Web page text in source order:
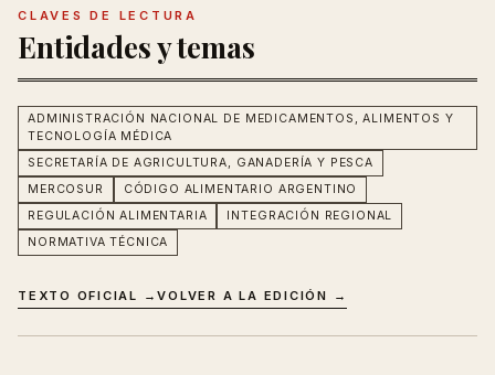
CLAVES DE LECTURA
Entidades y temas
ADMINISTRACIÓN NACIONAL DE MEDICAMENTOS, ALIMENTOS Y
TECNOLOGÍA MÉDICA
SECRETARÍA DE AGRICULTURA, GANADERÍA Y PESCA
MERCOSUR
CÓDIGO ALIMENTARIO ARGENTINO
REGULACIÓN ALIMENTARIA
INTEGRACIÓN REGIONAL
NORMATIVA TÉCNICA
TEXTO OFICIAL →VOLVER A LA EDICIÓN →